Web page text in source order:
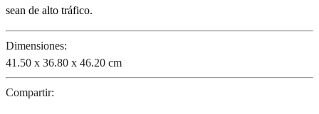
sean de alto tráfico.
Dimensiones:
41.50 x 36.80 x 46.20 cm
Compartir: